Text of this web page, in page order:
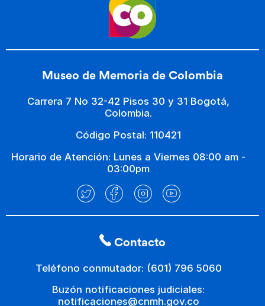
Museo de Memoria de Colombia
Carrera 7 No 32-42 Pisos 30 y 31 Bogotá,
Colombia.
Código Postal: 110421
Horario de Atención: Lunes a Viernes 08:00 am -
03:00pm
Contacto
Teléfono conmutador: (601) 796 5060
Buzón notificaciones judiciales:
notificaciones@cnmh.gov.co